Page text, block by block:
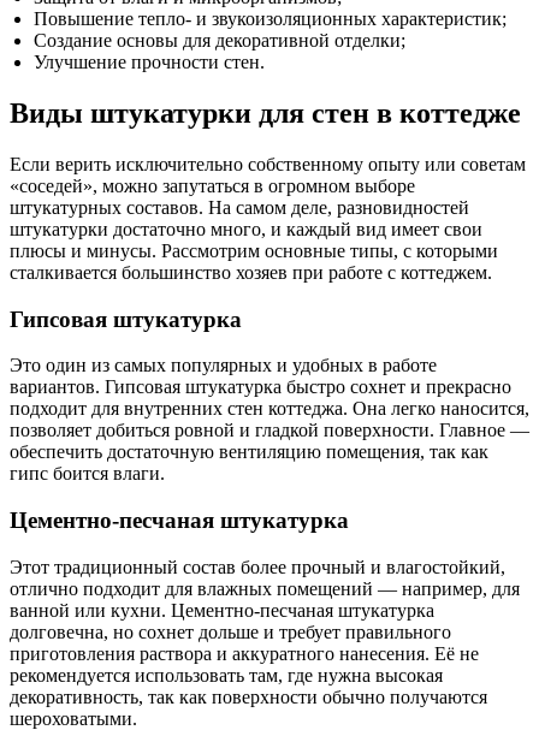
Повышение тепло- и звукоизоляционных характеристик;
Создание основы для декоративной отделки;
Улучшение прочности стен.
Виды штукатурки для стен в коттедже
Если верить исключительно собственному опыту или советам
«соседей», можно запутаться в огромном выборе
штукатурных составов. На самом деле, разновидностей
штукатурки достаточно много, и каждый вид имеет свои
плюсы и минусы. Рассмотрим основные типы, с которыми
сталкивается большинство хозяев при работе с коттеджем.
Гипсовая штукатурка
Это один из самых популярных и удобных в работе
вариантов. Гипсовая штукатурка быстро сохнет и прекрасно
подходит для внутренних стен коттеджа. Она легко наносится,
позволяет добиться ровной и гладкой поверхности. Главное —
обеспечить достаточную вентиляцию помещения, так как
гипс боится влаги.
Цементно-песчаная штукатурка
Этот традиционный состав более прочный и влагостойкий,
отлично подходит для влажных помещений — например, для
ванной или кухни. Цементно-песчаная штукатурка
долговечна, но сохнет дольше и требует правильного
приготовления раствора и аккуратного нанесения. Её не
рекомендуется использовать там, где нужна высокая
декоративность, так как поверхности обычно получаются
шероховатыми.